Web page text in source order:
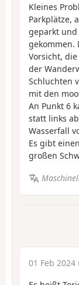
Kleines
Parkplätze,
geparkt und
gekommen.
Vorsicht,
der
Schluchten
mit den
An Punkt 6
statt links
Wasserfall
Es gibt
großen
01 Feb 2024